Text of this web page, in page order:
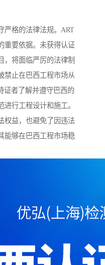
严格的法律法规。ART
重要依据。未获得认证
，将面临严厉的法律制
禁止在巴西工程市场从
证者了解并遵守巴西的
行工程设计和施工。
权益，也避免了因违法
能够在巴西工程市场稳